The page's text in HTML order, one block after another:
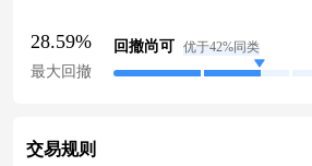
28.59%
最大回撤
回撤尚可 优于42%同类
交易规则